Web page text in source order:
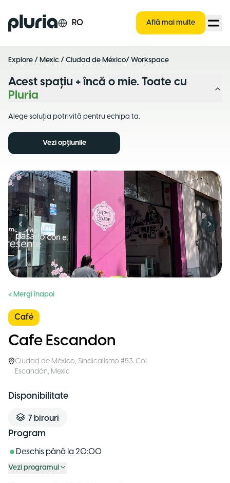
Logo Pluria RO Află mai multe
Explore / Mexic / Ciudad de México/ Workspace
Acest spațiu + încă o mie. Toate cu
Pluria
Alege soluția potrivită pentru echipa ta.
Vezi opțiunile
Previous slide Next
< Mergi înapoi
Café
Cafe Escandon
Ciudad de México, Sindicalismo #53. Col.
Escandón, Mexic
Disponibilitate
7 birouri
Program
Deschis până la20:00
Vezi programul